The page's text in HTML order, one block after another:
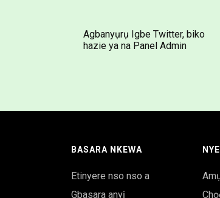
Agbanyụrụ Igbe Twitter, biko
hazie ya na Panel Admin
BASARA NKEWA
Etinyere nso nso a
Gbasara anyị